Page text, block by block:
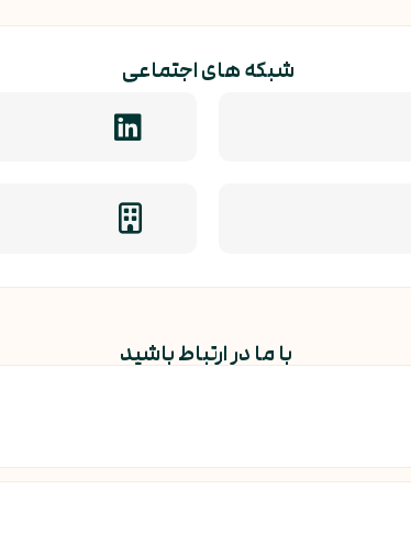
شبکه های اجتماعی
با ما در ارتباط باشید